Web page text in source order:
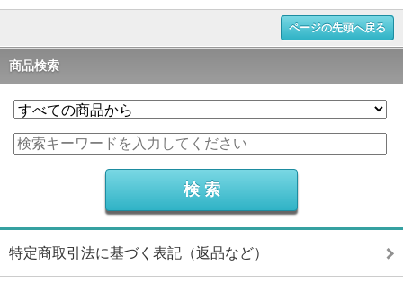
ページの先頭へ戻る
商品検索
特定商取引法に基づく表記（返品など）